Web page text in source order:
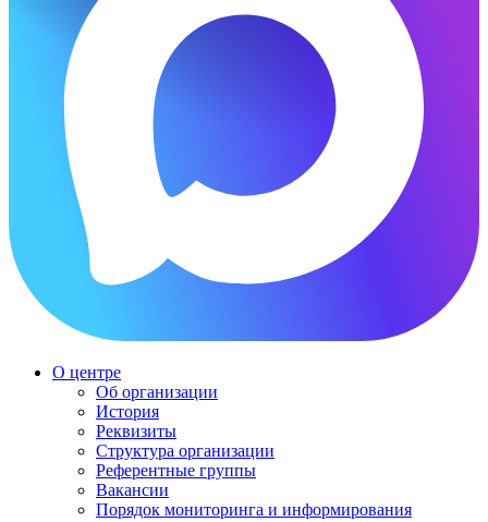
О центре
Об организации
История
Реквизиты
Структура организации
Референтные группы
Вакансии
Порядок мониторинга и информирования